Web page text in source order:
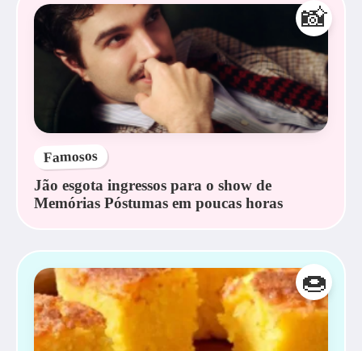
📸
Famosos
Jão esgota ingressos para o show de
Memórias Póstumas em poucas horas
🍩